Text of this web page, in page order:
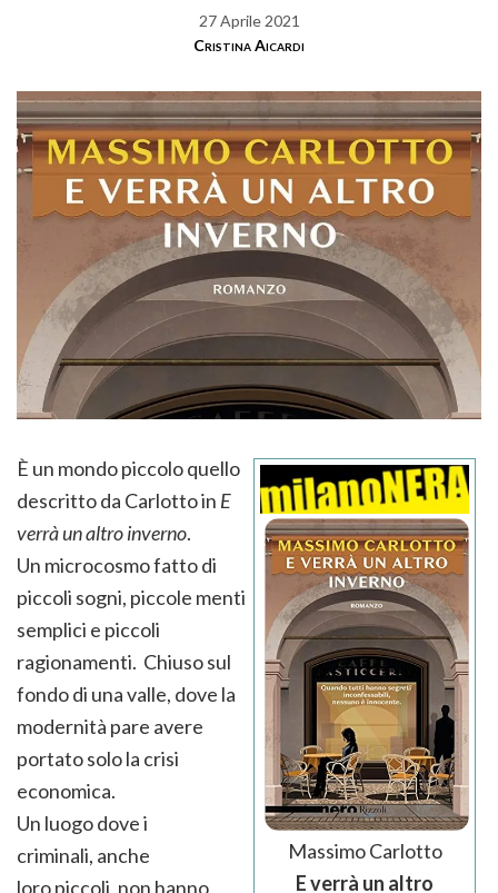
27 Aprile 2021
Cristina Aicardi
Massimo Carlotto
E verrà un altro
È un mondo piccolo quello
descritto da Carlotto in E
verrà un altro inverno.
Un microcosmo fatto di
piccoli sogni, piccole menti
semplici e piccoli
ragionamenti. Chiuso sul
fondo di una valle, dove la
modernità pare avere
portato solo la crisi
economica.
Un luogo dove i
criminali, anche
loro piccoli, non hanno